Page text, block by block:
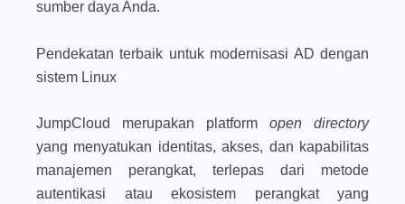
sumber daya Anda.
Pendekatan terbaik untuk modernisasi AD dengan
sistem Linux
JumpCloud merupakan platform open directory
yang menyatukan identitas, akses, dan kapabilitas
manajemen perangkat, terlepas dari metode
autentikasi atau ekosistem perangkat yang